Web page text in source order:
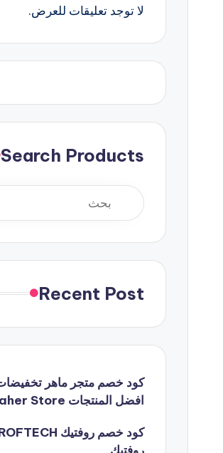
لا توجد تعليقات للعرض.
Search Products
Recent Post
افضل المنتجات Maher Store